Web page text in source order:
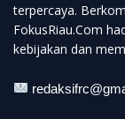
terpercaya.
FokusRiau.Com
kebijakan dan